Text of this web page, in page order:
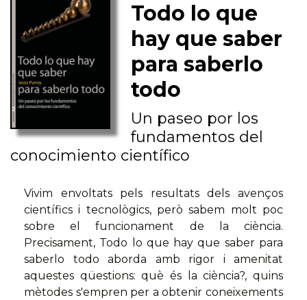
Todo lo que
hay que saber
para saberlo
todo
Un paseo por los
fundamentos del
conocimiento científico
Vivim envoltats pels resultats dels avenços
científics i tecnològics, però sabem molt poc
sobre el funcionament de la ciència.
Precisament, Todo lo que hay que saber para
saberlo todo aborda amb rigor i amenitat
aquestes qüestions: què és la ciència?, quins
mètodes s'empren per a obtenir coneixements